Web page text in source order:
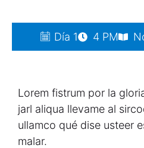
Día 1 4 PM
Lorem fistrum por la
jarl aliqua llevame al
ullamco qué dise usteer
malar.